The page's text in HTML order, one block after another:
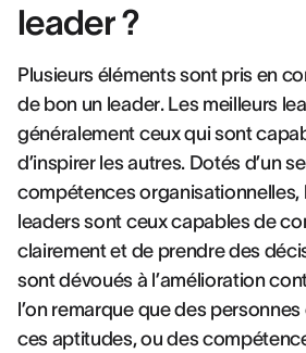
leader ?
Plusieurs éléments sont pris en
de bon un leader. Les meilleurs
généralement ceux qui sont
d’inspirer les autres. Dotés d’un
compétences organisationnelles,
leaders sont ceux capables de
clairement et de prendre des
sont dévoués à l’amélioration
l’on remarque que des
ces aptitudes, ou des